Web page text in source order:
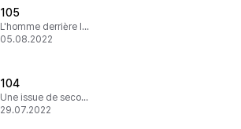
105
L'homme derrière le monstre
05.08.2022
104
Une issue de secours
29.07.2022